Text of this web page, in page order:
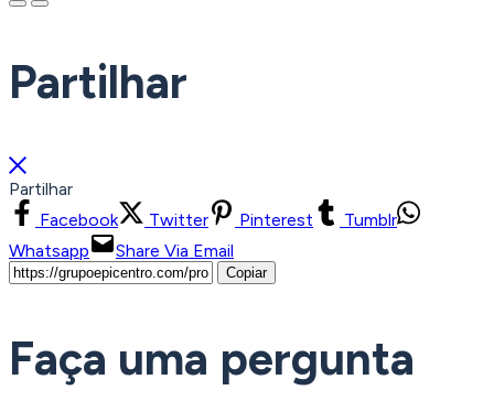
Partilhar
Partilhar
Facebook
Twitter Pinterest
Tumblr
Whatsapp
Share Via Email
Copiar
Faça uma pergunta